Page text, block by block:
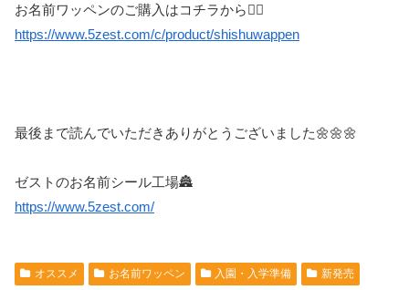
お名前ワッペンのご購入はコチラから👇🏻
https://www.5zest.com/c/product/shishuwappen
最後まで読んでいただきありがとうございました🌼🌼🌼
ゼストのお名前シール工場🏯
https://www.5zest.com/
オススメ お名前ワッペン 入園・入学準備 新発売